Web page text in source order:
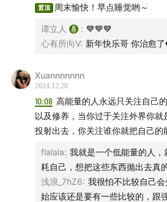
成长，在自己的节奏中走向一个更
01:50 《破地狱》提醒我以始为终去
今年读了100+本书
生活在一个充满比较的时代
曾经，职场的收入比较带来
高能量的人永远只关注自己的
置顶 周末愉快！早点睡觉哟～
谭立人 : 💙💙💙
心有所向V: 新年快乐哥 你治愈
Xuannnnnnn
2024.12.28
10:08 高能量的人永远只关注自己
以及修养，当你过于关注外界你就
投射出去，你关注谁你就把自己的
flalala: 我就是一个低能量的人
耗自己，想把这些东西抛出去真
浅浪_7hZ6: 我很怕不比较自己
始应该还是要有一些比较的，跟